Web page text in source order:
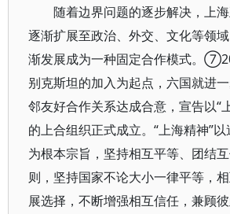
随着边界问题的逐步解决，上
逐渐扩展至政治、外交、文化等领
渐发展成为一种固定合作模式。
别克斯坦的加入为起点，六国就进
邻友好合作关系达成合意，宣告以“
的上合组织正式成立。“上海精神”
为根本宗旨，坚持相互平等、团结
则，坚持国家不论大小一律平等，
展选择，不断增强相互信任，兼顾